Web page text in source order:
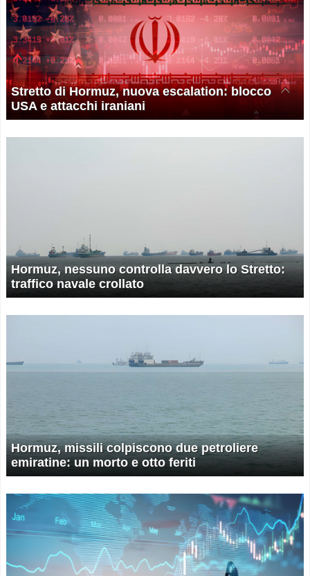
Stretto di Hormuz, nuova escalation: blocco
USA e attacchi iraniani
Hormuz, nessuno controlla davvero lo Stretto:
traffico navale crollato
Hormuz, missili colpiscono due petroliere
emiratine: un morto e otto feriti